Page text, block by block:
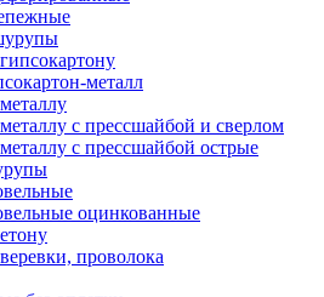
металл
с прессшайбой и сверлом
с прессшайбой острые
оцинкованные
проволока